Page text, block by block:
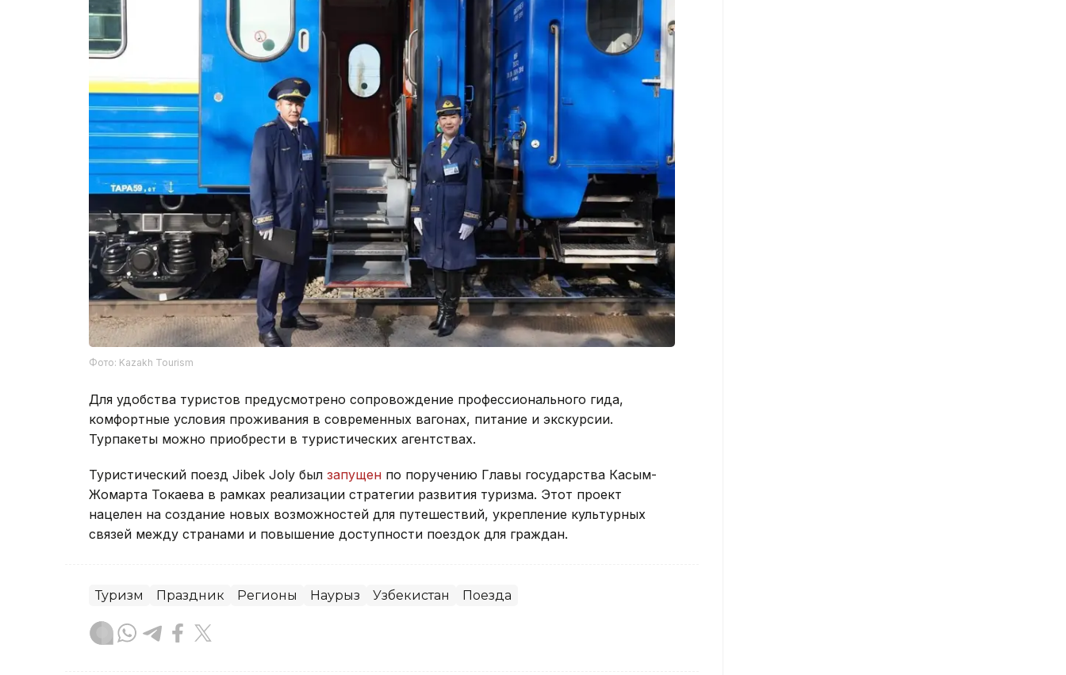
Фото: Kazakh Tourism
Для удобства туристов предусмотрено сопровождение профессионального гида,
комфортные условия проживания в современных вагонах, питание и экскурсии.
Турпакеты можно приобрести в туристических агентствах.
Туристический поезд Jibek Joly был запущен по поручению Главы государства Касым-
Жомарта Токаева в рамках реализации стратегии развития туризма. Этот проект
нацелен на создание новых возможностей для путешествий, укрепление культурных
связей между странами и повышение доступности поездок для граждан.
Туризм Праздник Регионы Наурыз Узбекистан Поезда